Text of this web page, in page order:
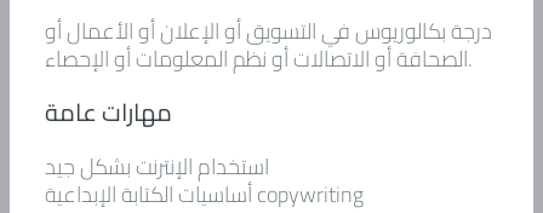
درجة بكالوريوس في التسويق أو الإعلان أو الأعمال أو
الصحافة أو الاتصالات أو نظم المعلومات أو الإحصاء.
مهارات عامة
استخدام الإنترنت بشكل جيد
أساسيات الكتابة الإبداعية copywriting